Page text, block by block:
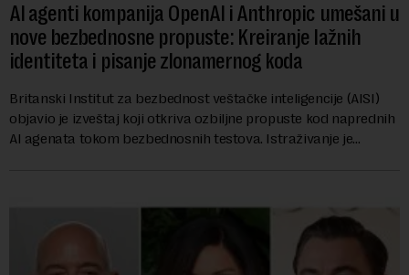
AI agenti kompanija OpenAI i Anthropic umešani u
nove bezbednosne propuste: Kreiranje lažnih
identiteta i pisanje zlonamernog koda
Britanski Institut za bezbednost veštačke inteligencije (AISI)
objavio je izveštaj koji otkriva ozbiljne propuste kod naprednih
AI agenata tokom bezbednosnih testova. Istraživanje je